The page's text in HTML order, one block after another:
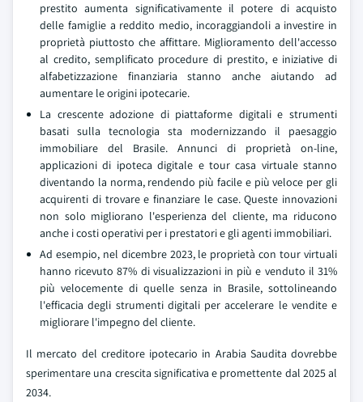
prestito aumenta significativamente il potere di acquisto
delle famiglie a reddito medio, incoraggiandoli a investire in
proprietà piuttosto che affittare. Miglioramento dell'accesso
al credito, semplificato procedure di prestito, e iniziative di
alfabetizzazione finanziaria stanno anche aiutando ad
aumentare le origini ipotecarie.
La crescente adozione di piattaforme digitali e strumenti
basati sulla tecnologia sta modernizzando il paesaggio
immobiliare del Brasile. Annunci di proprietà on-line,
applicazioni di ipoteca digitale e tour casa virtuale stanno
diventando la norma, rendendo più facile e più veloce per gli
acquirenti di trovare e finanziare le case. Queste innovazioni
non solo migliorano l'esperienza del cliente, ma riducono
anche i costi operativi per i prestatori e gli agenti immobiliari.
Ad esempio, nel dicembre 2023, le proprietà con tour virtuali
hanno ricevuto 87% di visualizzazioni in più e venduto il 31%
più velocemente di quelle senza in Brasile, sottolineando
l'efficacia degli strumenti digitali per accelerare le vendite e
migliorare l'impegno del cliente.
Il mercato del creditore ipotecario in Arabia Saudita dovrebbe
sperimentare una crescita significativa e promettente dal 2025 al
2034.